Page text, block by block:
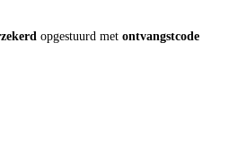
opgestuurd met ontvangstcode